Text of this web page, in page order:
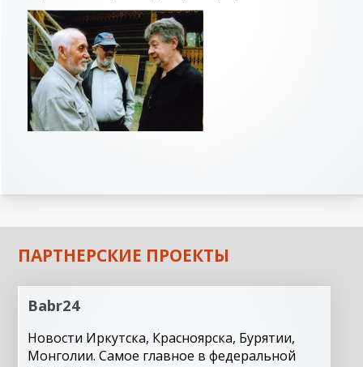
ПАРТНЕРСКИЕ ПРОЕКТЫ
Babr24
Новости Иркутска, Красноярска, Бурятии,
Монголии. Самое главное в федеральной